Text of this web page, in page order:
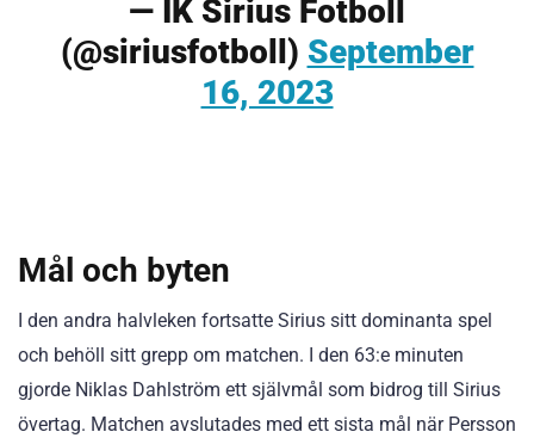
— IK Sirius Fotboll
(@siriusfotboll) September
16, 2023
Mål och byten
I den andra halvleken fortsatte Sirius sitt dominanta spel
och behöll sitt grepp om matchen. I den 63:e minuten
gjorde Niklas Dahlström ett självmål som bidrog till Sirius
övertag. Matchen avslutades med ett sista mål när Persson